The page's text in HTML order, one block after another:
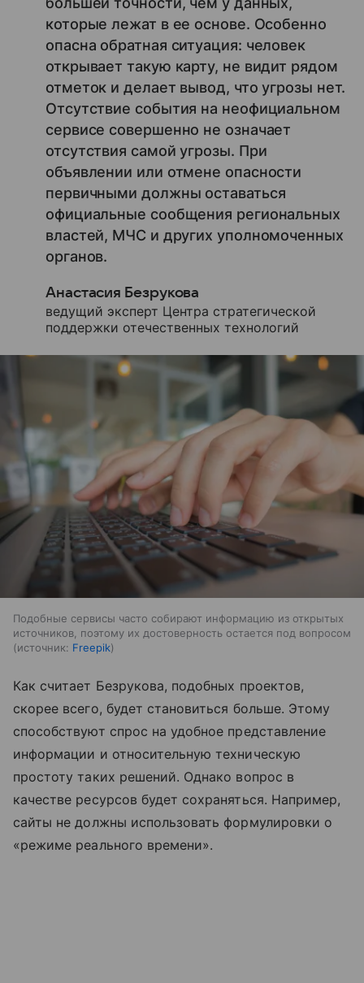
которые лежат в ее основе. Особенно
опасна обратная ситуация: человек
открывает такую карту, не видит рядом
отметок и делает вывод, что угрозы нет.
Отсутствие события на неофициальном
сервисе совершенно не означает
отсутствия самой угрозы. При
объявлении или отмене опасности
первичными должны оставаться
официальные сообщения региональных
властей, МЧС и других уполномоченных
органов.
Анастасия Безрукова
ведущий эксперт Центра стратегической
поддержки отечественных технологий
Подобные сервисы часто собирают информацию из открытых
источников, поэтому их достоверность остается под вопросом
источник: Freepik
Как считает Безрукова, подобных проектов,
скорее всего, будет становиться больше. Этому
способствуют спрос на удобное представление
информации и относительную техническую
простоту таких решений. Однако вопрос в
качестве ресурсов будет сохраняться. Например,
сайты не должны использовать формулировки о
«режиме реального времени».